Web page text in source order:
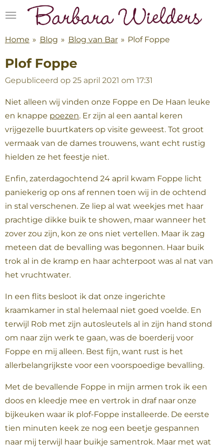
Ga
naar
hoofdinhoud
Home » Blog » Blog van Bar » Plof Foppe
Plof Foppe
Gepubliceerd op 25 april 2021 om 17:31
Niet alleen wij vinden onze Foppe en De Haan leuke
en knappe poezen. Er zijn al een aantal keren
vrijgezelle buurtkaters op visite geweest. Tot groot
vermaak van de dames trouwens, want echt rustig
hielden ze het feestje niet.
Enfin, zaterdagochtend 24 april kwam Foppe licht
paniekerig op ons af rennen toen wij in de ochtend
in stal verschenen. Ze liep al wat weekjes met haar
prachtige dikke buik te showen, maar wanneer het
zover zou zijn, kon ze ons niet vertellen. Maar ik zag
meteen dat de bevalling was begonnen. Haar buik
trok al in de kramp en haar achterpoot was al nat van
het vruchtwater.
In een flits besloot ik dat onze ingerichte
kraamkamer in stal helemaal niet goed voelde. En
terwijl Rob met zijn autosleutels al in zijn hand stond
om naar zijn werk te gaan, was de boerderij voor
Foppe en mij alleen. Best fijn, want rust is het
allerbelangrijkste voor een voorspoedige bevalling.
Met de bevallende Foppe in mijn armen trok ik een
doos en kleedje mee en vertrok in draf naar onze
bijkeuken waar ik plof-Foppe installeerde. De eerste
tien minuten keek ze nog een beetje gespannen
naar mij terwijl haar buikje samentrok. Maar met wat